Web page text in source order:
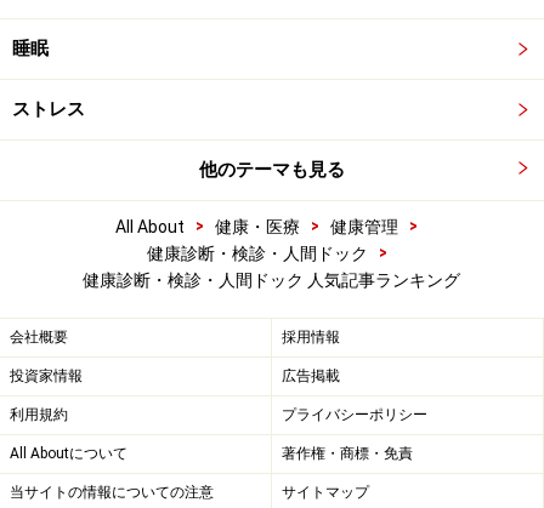
睡眠
ストレス
他のテーマも見る
All About > 健康・医療 > 健康管理
>
健康診断・検診・人間ドック
>
健康診断・検診・人間ドック 人気記事ランキング
会社概要 採用情報
投資家情報 広告掲載
利用規約 プライバシーポリシー
All Aboutについて 著作権・商標・免責
当サイトの情報についての注意 サイトマップ